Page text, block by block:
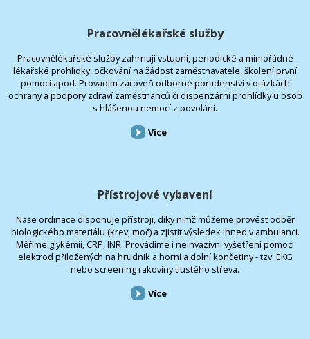
Pracovnělékařské služby
Pracovnělékařské služby zahrnují vstupní, periodické a mimořádné
lékařské prohlídky, očkování na žádost zaměstnavatele, školení první
pomoci apod. Provádím zároveň odborné poradenství v otázkách
ochrany a podpory zdraví zaměstnanců či dispenzární prohlídky u osob
s hlášenou nemocí z povolání.
Více
Přístrojové vybavení
Naše ordinace disponuje přístroji, díky nimž můžeme provést odběr
biologického materiálu (krev, moč) a zjistit výsledek ihned v ambulanci.
Měříme glykémii, CRP, INR. Provádíme i neinvazivní vyšetření pomocí
elektrod přiložených na hrudník a horní a dolní končetiny - tzv. EKG
nebo screening rakoviny tlustého střeva.
Více